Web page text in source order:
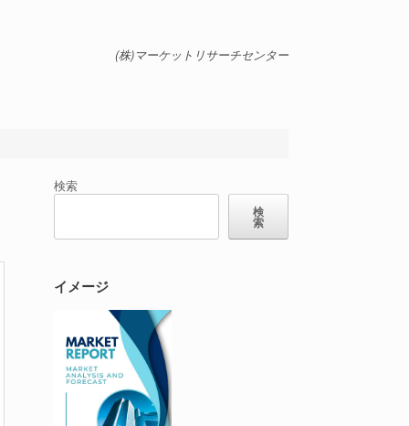
(株)マーケットリサーチセンター
検索
検
索
イメージ